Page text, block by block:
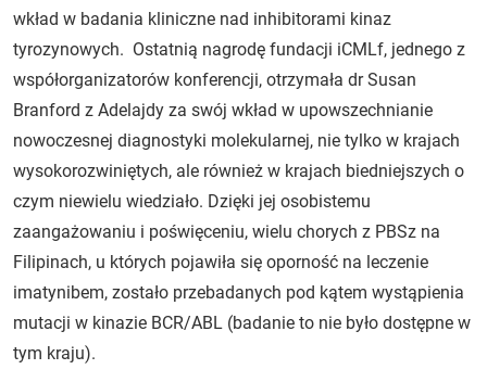
wkład w badania kliniczne nad inhibitorami kinaz
tyrozynowych. Ostatnią nagrodę fundacji iCMLf, jednego z
współorganizatorów konferencji, otrzymała dr Susan
Branford z Adelajdy za swój wkład w upowszechnianie
nowoczesnej diagnostyki molekularnej, nie tylko w krajach
wysokorozwiniętych, ale również w krajach biedniejszych o
czym niewielu wiedziało. Dzięki jej osobistemu
zaangażowaniu i poświęceniu, wielu chorych z PBSz na
Filipinach, u których pojawiła się oporność na leczenie
imatynibem, zostało przebadanych pod kątem wystąpienia
mutacji w kinazie BCR/ABL (badanie to nie było dostępne w
tym kraju).